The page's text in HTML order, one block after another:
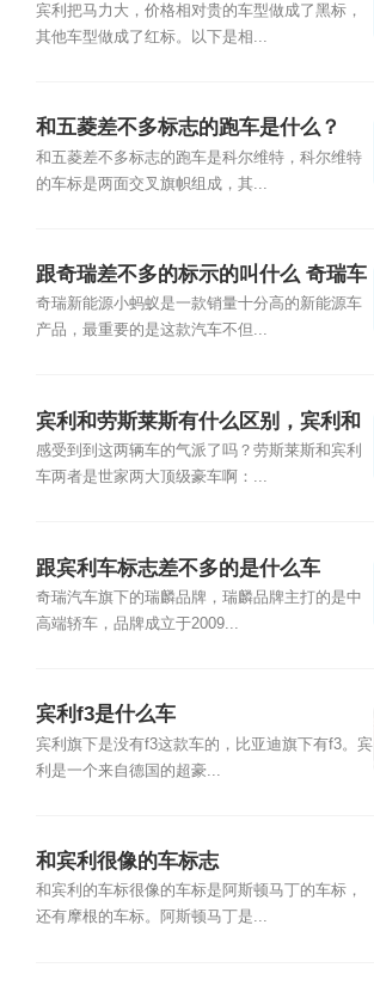
宾利把马力大，价格相对贵的车型做成了黑标，
其他车型做成了红标。以下是相...
和五菱差不多标志的跑车是什么？
和五菱差不多标志的跑车是科尔维特，科尔维特
的车标是两面交叉旗帜组成，其...
跟奇瑞差不多的标示的叫什么 奇瑞车
标和英菲尼
奇瑞新能源小蚂蚁是一款销量十分高的新能源车
产品，最重要的是这款汽车不但...
宾利和劳斯莱斯有什么区别，宾利和
劳斯莱斯的
感受到到这两辆车的气派了吗？劳斯莱斯和宾利
车两者是世家两大顶级豪车啊：...
跟宾利车标志差不多的是什么车
奇瑞汽车旗下的瑞麟品牌，瑞麟品牌主打的是中
高端轿车，品牌成立于2009...
宾利f3是什么车
宾利旗下是没有f3这款车的，比亚迪旗下有f3。宾
利是一个来自德国的超豪...
和宾利很像的车标志
和宾利的车标很像的车标是阿斯顿马丁的车标，
还有摩根的车标。阿斯顿马丁是...